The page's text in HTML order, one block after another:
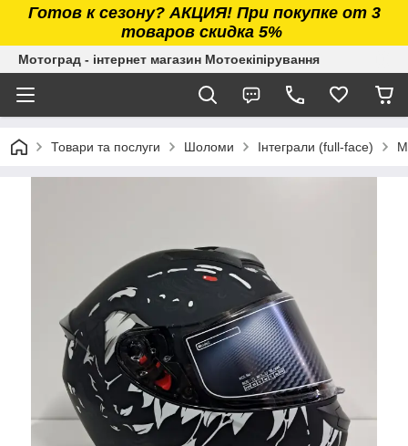
Готов к сезону? АКЦИЯ! При покупке от 3
товаров скидка 5%
Мотоград - інтернет магазин Мотоекіпірування
Товари та послуги Шоломи Інтеграли (full-face)